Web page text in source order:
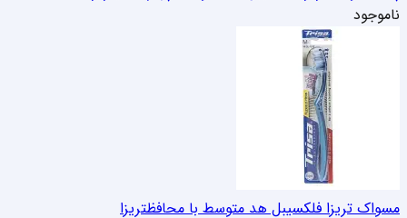
ناموجود
مسواک تریزا فلکسیبل هد متوسط با محافظتریزا